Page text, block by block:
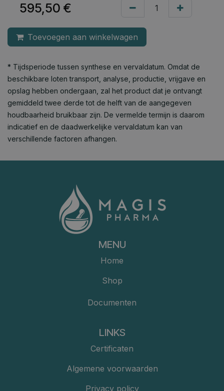
595,50 €
Toevoegen aan winkelwagen
* Tijdsperiode tussen synthese en vervaldatum. Omdat de
beschikbare loten transport, analyse, productie, vrijgave en
opslag hebben ondergaan, zal het product dat je ontvangt
gemiddeld twee derde tot de helft van de aangegeven
houdbaarheid bruikbaar zijn. De vermelde termijn is daarom
indicatief en de daadwerkelijke vervaldatum kan van
verschillende factoren afhangen.
MENU
Home
Shop
Documenten
LINKS
Certificaten
Algemene voorwaarden
Privacy policy